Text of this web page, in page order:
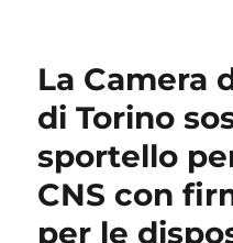
La Camera
di Torino
sportello
CNS con
per le